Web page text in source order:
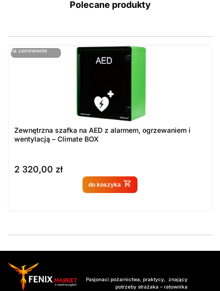
Polecane produkty
na zamówienie
ostatnie sztuki
Zewnętrzna szafka na AED z alarmem, ogrzewaniem i
wentylacją – Climate BOX
2 320,00 zł
do koszyka
Produkt dostępny na
Pasjonaci pożarnictwa, praktycy, znający
potrzeby strażaka – ratownika